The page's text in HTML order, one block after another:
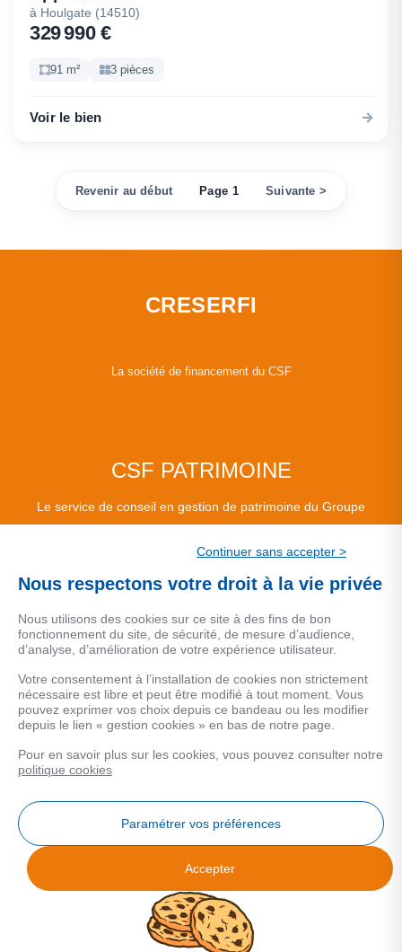
à Houlgate (14510)
329 990 €
91 m² 3 pièces
Voir le bien
Revenir au début Page 1 Suivante >
CRESERFI
La société de financement du CSF
CSF PATRIMOINE
Le service de conseil en gestion de patrimoine du Groupe
MENTIONS LEGALES
Données personnelles
COOKIES
Analyse des performances
© 2026 Facilogi - Solutions en stratégie et intelligence immobilière
Continuer sans accepter >
Nous respectons votre droit à la vie privée
Nous utilisons des cookies sur ce site à des fins de bon
fonctionnement du site, de sécurité, de mesure d’audience,
d’analyse, d’amélioration de votre expérience utilisateur.
Votre consentement à l’installation de cookies non strictement
nécessaire est libre et peut être modifié à tout moment. Vous
pouvez exprimer vos choix depuis ce bandeau ou les modifier
depuis le lien « gestion cookies » en bas de notre page.
Pour en savoir plus sur les cookies, vous pouvez consulter notre
politique cookies
Paramétrer vos préférences
Accepter